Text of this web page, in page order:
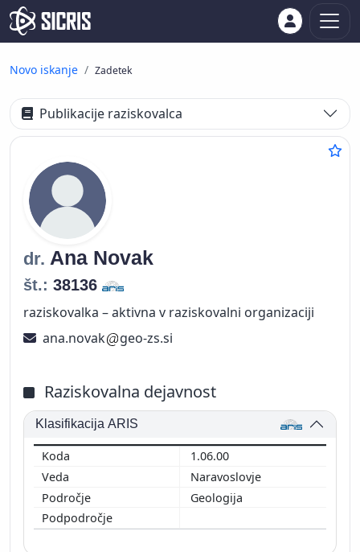
Novo iskanje Zadetek
Publikacije raziskovalca
dr. Ana Novak
št.: 38136
raziskovalka – aktivna v raziskovalni organizaciji
ana.novak
geo-zs.si
Raziskovalna dejavnost
Klasifikacija ARIS
1.06.00
Naravoslovje
Geologija